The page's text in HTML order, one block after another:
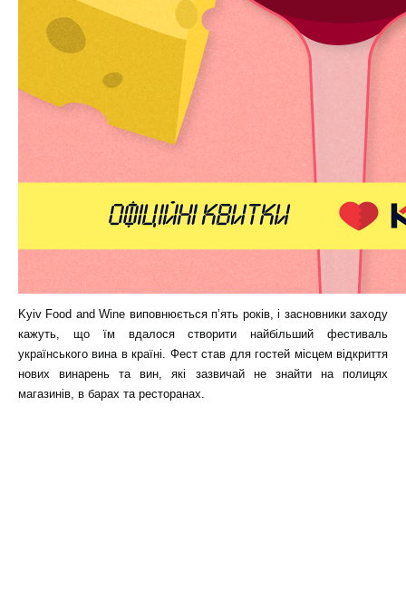
Kyiv Food and Wine виповнюється п’ять років, і засновники заходу
кажуть, що їм вдалося створити найбільший фестиваль
українського вина в країні. Фест став для гостей місцем відкриття
нових винарень та вин, які зазвичай не знайти на полицях
магазинів, в барах та ресторанах.